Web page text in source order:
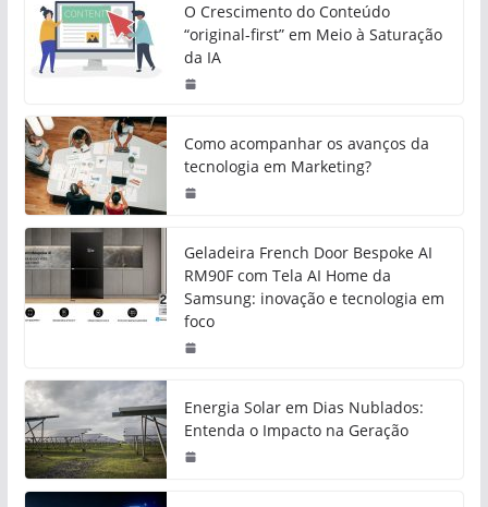
O Crescimento do Conteúdo
“original-first” em Meio à Saturação
da IA
Como acompanhar os avanços da
tecnologia em Marketing?
Geladeira French Door Bespoke AI
RM90F com Tela AI Home da
Samsung: inovação e tecnologia em
foco
Energia Solar em Dias Nublados:
Entenda o Impacto na Geração